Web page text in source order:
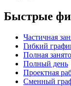
Быстрые
Частичная
Гибкий
Полная
Полный день
Проектная
Сменный